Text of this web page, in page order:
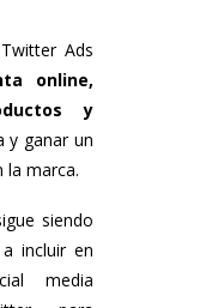
Ads
online,
y
y ganar un
la marca.
siendo
incluir en
media